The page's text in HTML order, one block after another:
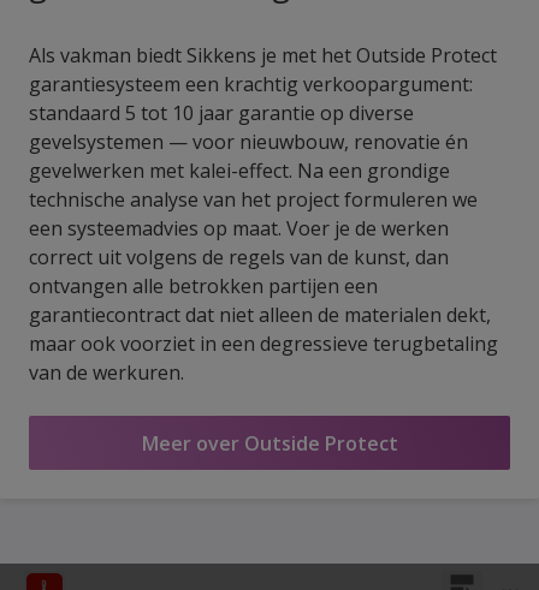
Als vakman biedt Sikkens je met het Outside Protect
garantiesysteem een krachtig verkoopargument:
standaard 5 tot 10 jaar garantie op diverse
gevelsystemen — voor nieuwbouw, renovatie én
gevelwerken met kalei-effect. Na een grondige
technische analyse van het project formuleren we
een systeemadvies op maat. Voer je de werken
correct uit volgens de regels van de kunst, dan
ontvangen alle betrokken partijen een
garantiecontract dat niet alleen de materialen dekt,
maar ook voorziet in een degressieve terugbetaling
van de werkuren.
Meer over Outside Protect